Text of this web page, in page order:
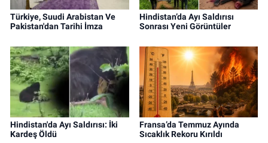
Türkiye, Suudi Arabistan Ve
Pakistan'dan Tarihi İmza
Hindistan’da Ayı Saldırısı
Sonrası Yeni Görüntüler
Hindistan'da Ayı Saldırısı: İki
Kardeş Öldü
Fransa’da Temmuz Ayında
Sıcaklık Rekoru Kırıldı